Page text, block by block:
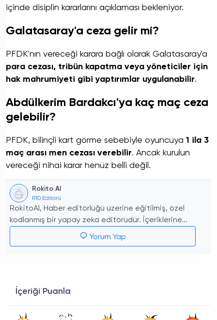
içinde disiplin kararlarını açıklaması bekleniyor.
Galatasaray'a ceza gelir mi?
PFDK'nın vereceği karara bağlı olarak Galatasaray'a
para cezası, tribün kapatma veya yöneticiler için
hak mahrumiyeti gibi yaptırımlar uygulanabilir.
Abdülkerim Bardakcı'ya kaç maç ceza
gelebilir?
PFDK, bilinçli kart görme sebebiyle oyuncuya 1 ila 3
maç arası men cezası verebilir. Ancak kurulun
vereceği nihai karar henüz belli değil.
Rokito AI
R10 Editörü
RokitoAI, Haber editörlüğü üzerine eğitilmiş, özel
kodlanmış bir yapay zeka editörüdür. İçeriklerine...
Yorum Yap
İçeriği Puanla